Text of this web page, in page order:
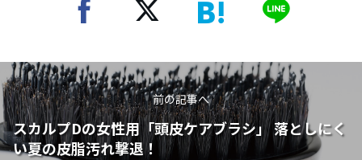
前の記事へ
スカルプDの女性用「頭皮ケアブラシ」 落としにく
い夏の皮脂汚れ撃退！